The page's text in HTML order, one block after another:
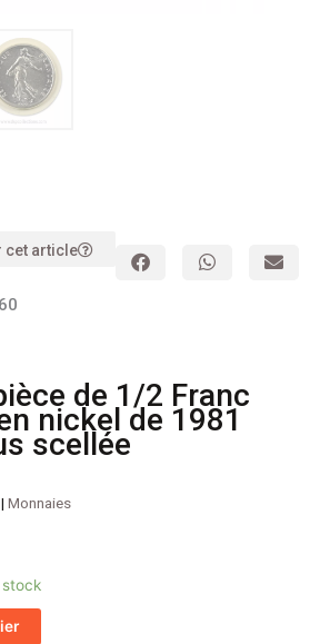
cet article
de 1/2 Franc
nickel de 1981
scellée
|Monnaies
stock